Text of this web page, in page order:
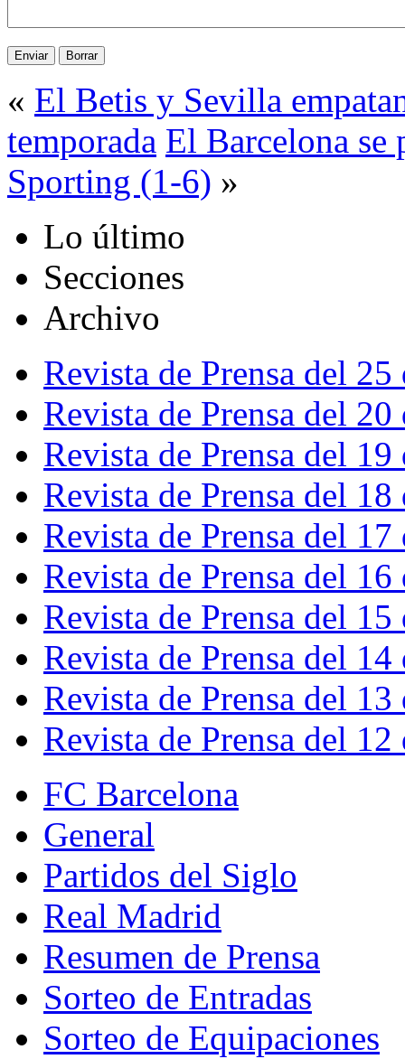
« El Betis y Sevilla
temporada El Barcelona se
Sporting (1-6) »
Lo último
Secciones
Archivo
Revista de Prensa del
Revista de Prensa del
Revista de Prensa del
Revista de Prensa del
Revista de Prensa del
Revista de Prensa del
Revista de Prensa del
Revista de Prensa del
Revista de Prensa del
Revista de Prensa del
FC Barcelona
General
Partidos del Siglo
Real Madrid
Resumen de Prensa
Sorteo de Entradas
Sorteo de Equipaciones